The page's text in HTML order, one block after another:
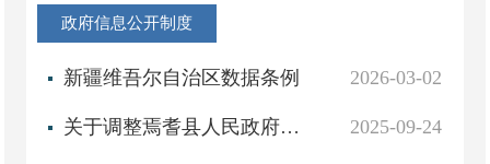
政府信息公开制度
2026-03-02
新疆维吾尔自治区数据条例
2025-09-24
关于调整焉耆县人民政府2025年度重大行政决策事项目录的通知